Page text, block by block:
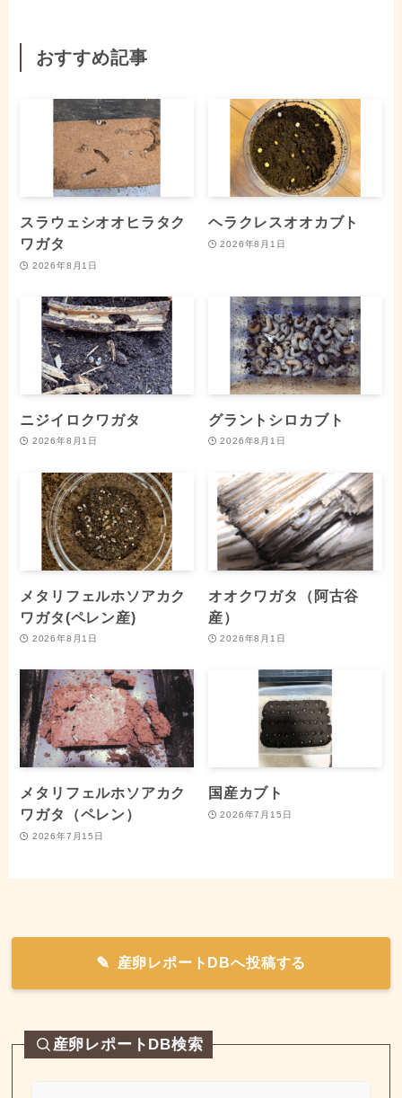
おすすめ記事
スラウェシオオヒラタク
ワガタ
2026年8月1日
ヘラクレスオオカブト
2026年8月1日
ニジイロクワガタ
2026年8月1日
グラントシロカブト
2026年8月1日
メタリフェルホソアカク
ワガタ(ペレン産)
2026年8月1日
オオクワガタ（阿古谷
産）
2026年8月1日
メタリフェルホソアカク
ワガタ（ペレン）
2026年7月15日
国産カブト
2026年7月15日
産卵レポートDBへ投稿する
産卵レポートDB検索